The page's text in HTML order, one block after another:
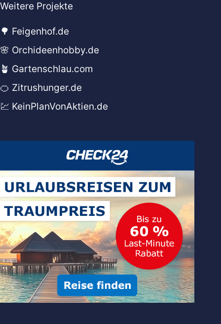
Weitere Projekte
🌳 Feigenhof.de
🌸 Orchideenhobby.de
🪴 Gartenschlau.com
🍊 Zitrushunger.de
💹 KeinPlanVonAktien.de